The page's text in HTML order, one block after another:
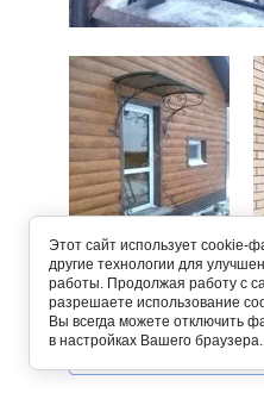
Предыдущее
Этот сайт использует cookie-
другие технологии для
работы. Продолжая работу с
разрешаете использование
Вы всегда можете отключить
в настройках Вашего браузера.